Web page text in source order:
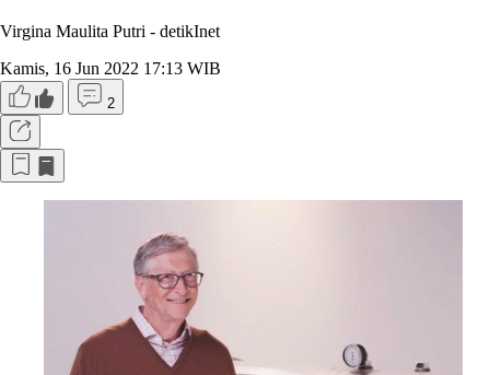
Virgina Maulita Putri - detikInet
Kamis, 16 Jun 2022 17:13 WIB
2